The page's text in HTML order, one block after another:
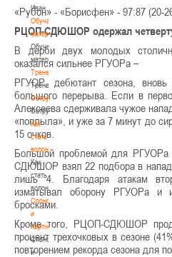
Иван
Обучающие
материалы
Обучающие
материалы
Тренерам
Тренерам
Сотрудничество
Сотрудничество
Как
стать
волонтером
Как
стать
волонтером
Спонсоры
и
партнеры
Спонсоры
и
«Рубон» - «Борисфен» - 97:87 (20-
РЦОП-СДЮШОР одержал
В дерби двух молодых
оказался сильнее РГУОРа –
РГУОР, дебютант сезона,
большого перерыва. Если в
Алексеева сдерживала чужое
«поплыла», и уже за 7 минут до
15 очков.
Большой проблемой для
СДЮШОР взял 22 подбора в
лишь 4. Благодаря атакам
изматывал оборону РГУОРа и
бросками.
Кроме того, РЦОП-СДЮШОР
процент трехочковых в сезоне
повторением рекорда сезона для